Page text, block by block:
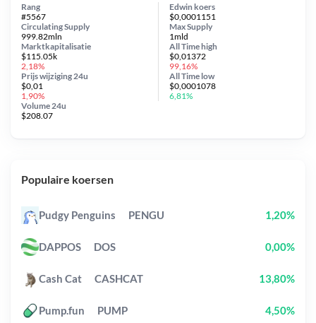
Edwin koers
$0,0001151
Circulating Supply
999.82mln
Prijs wijziging 24u
$0,01
1,90%
Max Supply
1mld
Marktkapitalisatie
$115.05k
2,18%
Volume 24u
$208.07
Rang
#5567
All Timehigh
$0,01372
99,16%
All Time low
$0,0001078
6,81%
Populaire koersen
Pudgy Penguins PENGU 1,20%
DAPPOS DOS 0,00%
Cash Cat CASHCAT 13,80%
Pump.fun PUMP 4,50%